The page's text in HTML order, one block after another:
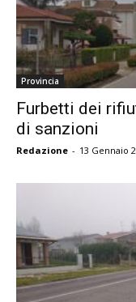
Provincia
Furbetti dei
di sanzioni
Redazione - 13 Gennaio